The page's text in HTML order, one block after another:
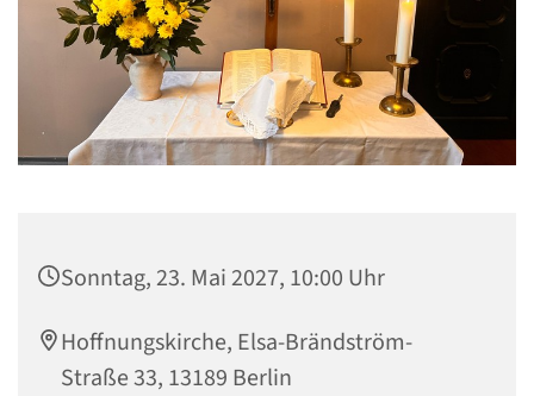
Sonntag, 23. Mai 2027, 10:00 Uhr
Hoffnungskirche, Elsa-Brändström-
Straße 33, 13189 Berlin